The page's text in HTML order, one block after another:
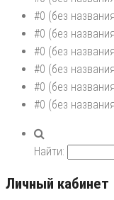
#0 (без
#0 (без
#0 (без
#0 (без
#0 (без
#0 (без
Найти:
Личный кабинет